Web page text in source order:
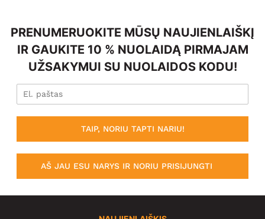
PRENUMERUOKITE MŪSŲ NAUJIENLAIŠKĮ
IR GAUKITE 10 % NUOLAIDĄ PIRMAJAM
UŽSAKYMUI SU NUOLAIDOS KODU!
TAIP, NORIU TAPTI NARIU!
AŠ JAU ESU NARYS IR NORIU PRISIJUNGTI